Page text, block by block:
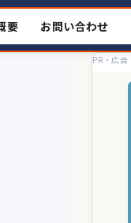
要 お問い合わせ
PR・広告